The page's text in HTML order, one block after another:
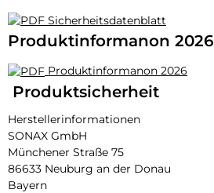
Sicherheitsdatenblatt
Produktinformanon 2026
Produktinformanon 2026
Produktsicherheit
Herstellerinformationen
SONAX GmbH
Münchener Straße 75
86633 Neuburg an der Donau
Bayern